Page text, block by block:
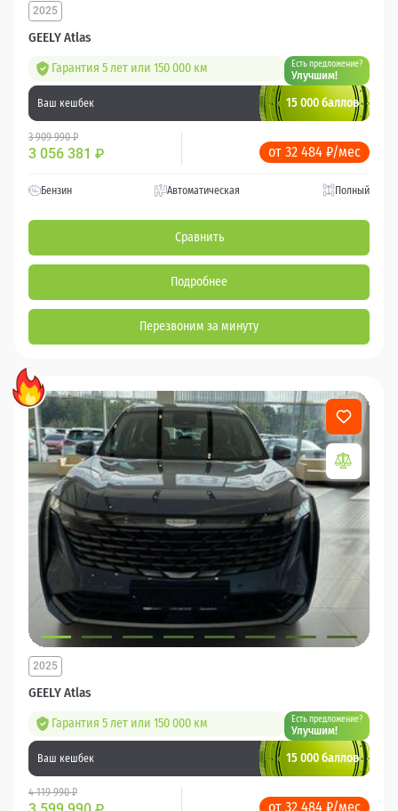
GEELY Atlas
2025
Гарантия 5 лет или 150 000 км Есть предложение?
Улучшим!
Ваш кешбек 15 000 баллов
3 909 990 ₽
3 056 381 ₽ от 32 484 ₽/мес
Бензин Автоматическая Полный
Сравнить
Подробнее
Перезвоним за минуту
GEELY Atlas
2025
Гарантия 5 лет или 150 000 км Есть предложение?
Улучшим!
Ваш кешбек 15 000 баллов
4 119 990 ₽
от 32 484 ₽/мес